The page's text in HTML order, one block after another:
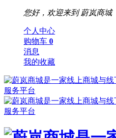
您好，欢迎来到 蔚岚商城
个人中心
购物车 0
消息
我的收藏